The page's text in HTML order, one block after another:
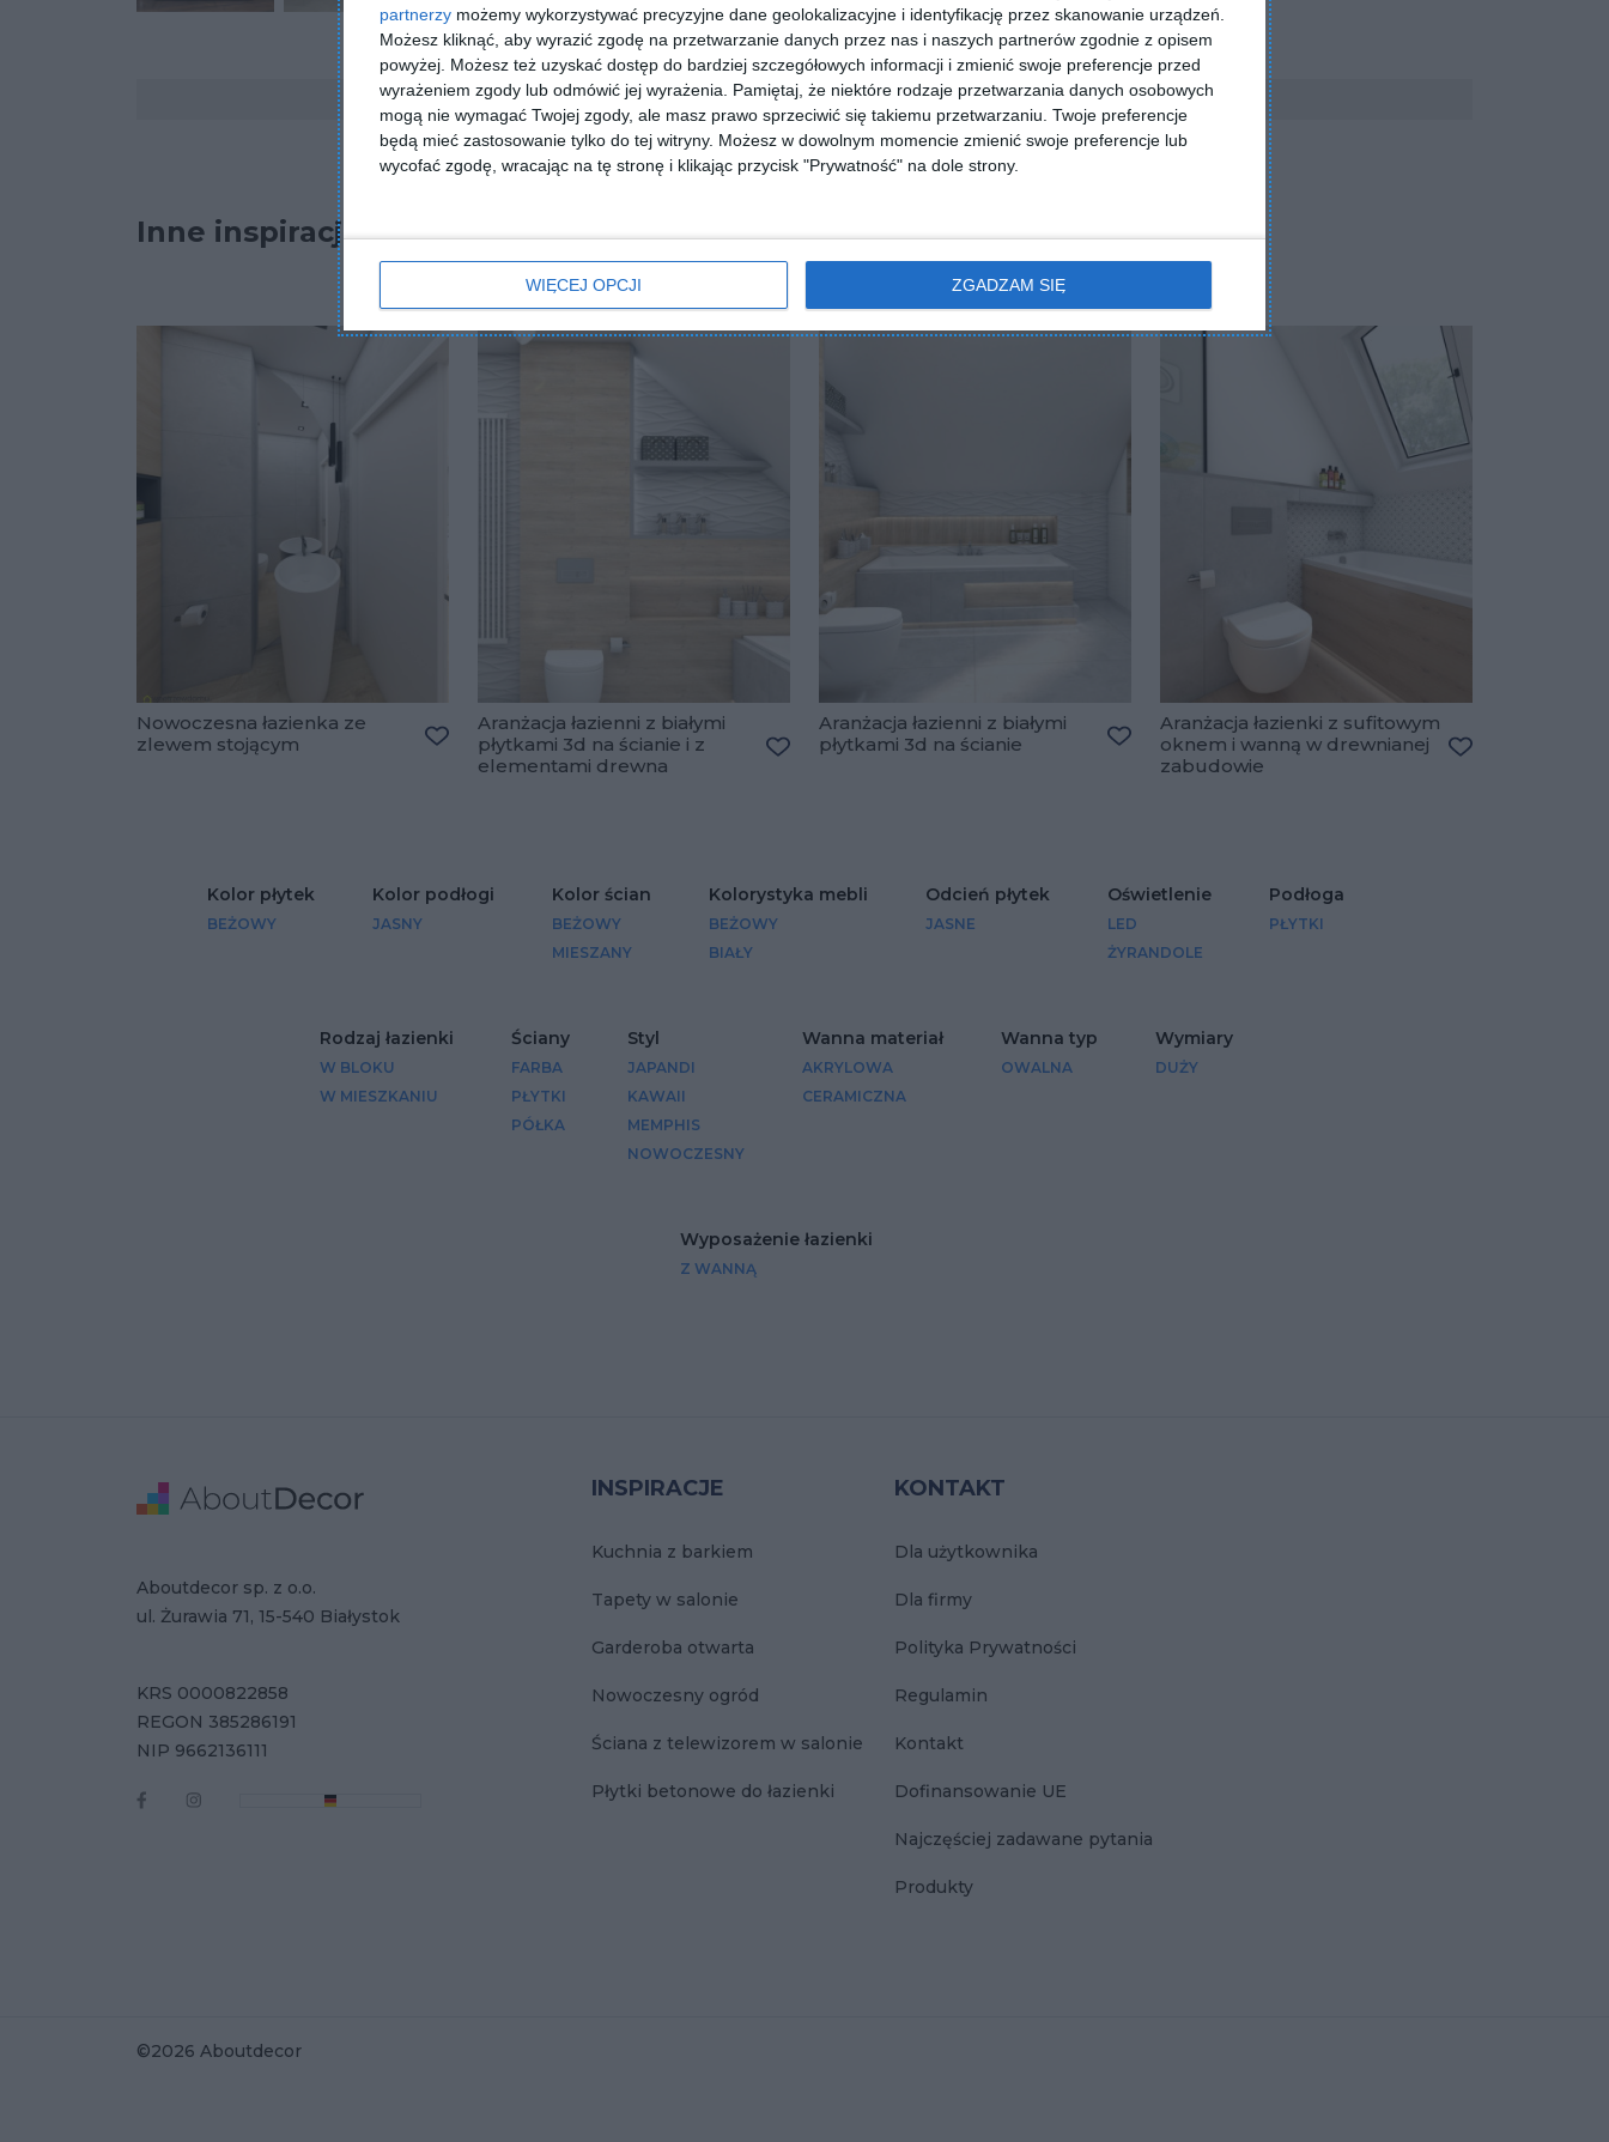
partnerzy możemy wykorzystywać precyzyjne dane geolokalizacyjne i identyfikację przez skanowanie urządzeń.
Możesz kliknąć, aby wyrazić zgodę na przetwarzanie danych przez nas i naszych partnerów zgodnie z opisem
powyżej. Możesz też uzyskać dostęp do bardziej szczegółowych informacji i zmienić swoje preferencje przed
wyrażeniem zgody lub odmówić jej wyrażenia.
Pamiętaj, że niektóre rodzaje przetwarzania danych osobowych
mogą nie wymagać Twojej zgody, ale masz prawo sprzeciwić się takiemu przetwarzaniu. Twoje preferencje
będą mieć zastosowanie tylko do tej witryny. Możesz w dowolnym momencie zmienić swoje preferencje lub
wycofać zgodę, wracając na tę stronę i klikając przycisk "Prywatność" na dole strony.
WIĘCEJ OPCJI ZGADZAM SIĘ
ZADAJ PYTANIE
Inne inspiracje
Nowoczesna łazienka ze
zlewem stojącym
Dodaj do ulubionych
Aranżacja łazienni z białymi
płytkami 3d na ścianie i z
elementami drewna
Aranżacja łazienni z białymi
płytkami 3d na ścianie
Dodaj do ulubionych
Aranżacja łazienki z sufitowym
oknem i wanną w drewnianej
zabudowie
Kolor płytek
BEŻOWY
Kolor podłogi
JASNY
Kolor ścian
BEŻOWY
MIESZANY
Kolorystyka mebli
BEŻOWY
BIAŁY
Odcień płytek
JASNE
Oświetlenie
LED
ŻYRANDOLE
Podłoga
PŁYTKI
Rodzaj łazienki
W BLOKU
W MIESZKANIU
Ściany
FARBA
PŁYTKI
PÓŁKA
Styl
JAPANDI
KAWAII
MEMPHIS
NOWOCZESNY
Wanna materiał
AKRYLOWA
CERAMICZNA
Wanna typ
OWALNA
Wymiary
DUŻY
Wyposażenie łazienki
Z WANNĄ
INSPIRACJE
Kuchnia z barkiem
Tapety w salonie
Garderoba otwarta
Nowoczesny ogród
Ściana z telewizorem w salonie
Płytki betonowe do łazienki
KONTAKT
Dla użytkownika
Dla firmy
Polityka Prywatności
Regulamin
Kontakt
Dofinansowanie UE
Najczęściej zadawane pytania
Produkty
Adres
Aboutdecor sp. z o.o.
ul. Żurawia 71, 15-540 Białystok
Dane Firmy
KRS 0000822858
REGON 385286191
NIP 9662136111
©2026 Aboutdecor